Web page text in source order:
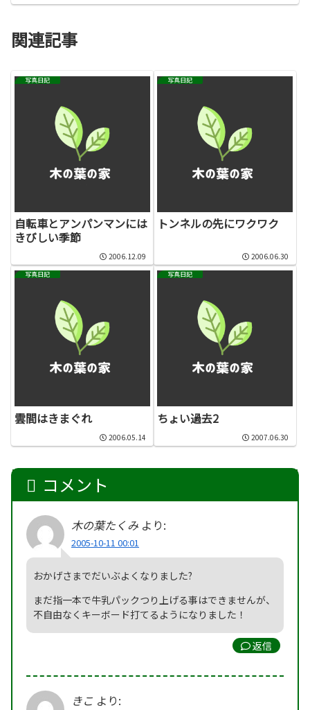
関連記事
写真日記
自転車とアンパンマンには
きびしい季節
2006.12.09
写真日記
トンネルの先にワクワク
2006.06.30
写真日記
雲間はきまぐれ
2006.05.14
写真日記
ちょい過去2
2007.06.30
コメント
木の葉たくみ より:
2005-10-11 00:01
おかげさまでだいぶよくなりました?
まだ指一本で牛乳パックつり上げる事はできませんが、
不自由なくキーボード打てるようになりました！
返信
きこ より: